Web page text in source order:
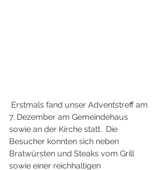
7. Dezember am Gemeindehaus
sowie an der Kirche statt.  Die
Besucher konnten sich neben
Bratwürsten und Steaks vom Grill
sowie einer reichhaltigen